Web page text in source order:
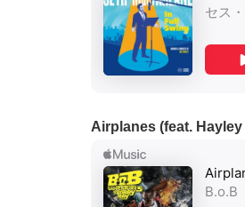
Airplanes (feat.